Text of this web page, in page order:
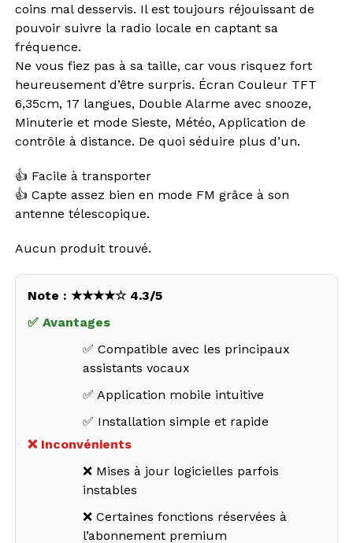
coins mal desservis. Il est toujours réjouissant de
pouvoir suivre la radio locale en captant sa
fréquence.
Ne vous fiez pas à sa taille, car vous risquez fort
heureusement d’être surpris. Écran Couleur TFT
6,35cm, 17 langues, Double Alarme avec snooze,
Minuterie et mode Sieste, Météo, Application de
contrôle à distance. De quoi séduire plus d’un.
👍 Facile à transporter
👍 Capte assez bien en mode FM grâce à son
antenne télescopique.
Aucun produit trouvé.
Note : ★★★★☆ 4.3/5
✅ Avantages
✅ Compatible avec les principaux
assistants vocaux
✅ Application mobile intuitive
✅ Installation simple et rapide
❌ Inconvénients
❌ Mises à jour logicielles parfois
instables
❌ Certaines fonctions réservées à
l’abonnement premium